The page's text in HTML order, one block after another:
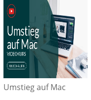
Umstieg auf Mac